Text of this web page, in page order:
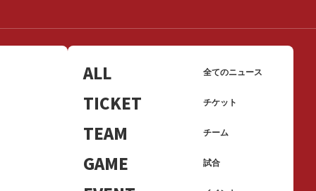
ALL 全てのニュース
TICKET チケット
TEAM チーム
GAME 試合